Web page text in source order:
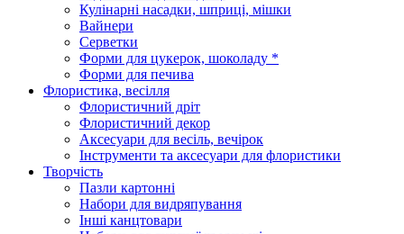
Кулінарні насадки, шприці, мішки
Вайнери
Серветки
Форми для цукерок, шоколаду *
Форми для печива
Флористика, весілля
Флористичний дріт
Флористичний декор
Аксесуари для весіль, вечірок
Інструменти та аксесуари для флористики
Творчість
Пазли картонні
Набори для видряпування
Інші канцтовари